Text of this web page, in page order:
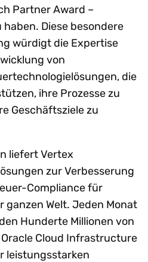
Partner Award –
Diese besondere
würdigt die Expertise
von
die
ihre Prozesse zu
Geschäftsziele zu
liefert Vertex
zur Verbesserung
Compliance für
ganzen Welt. Jeden Monat
Hunderte Millionen von
Cloud Infrastructure
leistungsstarken